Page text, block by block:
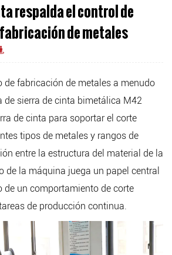
respalda el control de
de metales
de fabricación de metales a menudo
de sierra de cinta bimetálica M42
de cinta para soportar el corte
tipos de metales y rangos de
entre la estructura del material de la
de la máquina juega un papel central
de un comportamiento de corte
de producción continua.